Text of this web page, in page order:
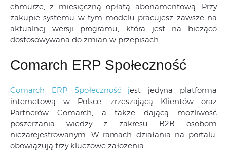
chmurze, z miesięczną opłatą abonamentową. Przy
zakupie systemu w tym modelu pracujesz zawsze na
aktualnej wersji programu, która jest na bieżąco
dostosowywana do zmian w przepisach.
Comarch ERP Społeczność
Comarch ERP Społeczność jest jedyną platformą
internetową w Polsce, zrzeszającą Klientów oraz
Partnerów Comarch, a także dającą możliwość
poszerzania wiedzy z zakresu B2B osobom
niezarejestrowanym. W ramach działania na portalu,
obowiązują trzy kluczowe założenia: